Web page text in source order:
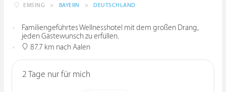
EMSING > BAYERN > DEUTSCHLAND
Familiengeführtes Wellnesshotel mit dem großen Drang,
jeden Gästewunsch zu erfüllen.
87.7 km nach Aalen
2 Tage nur für mich